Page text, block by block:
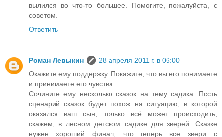
вылился во что-то большее. Помогите, пожалуйста, с
советом.
Ответить
Роман Левыкин
28 апреля 2011 г. в 06:00
Окажите ему поддержку. Покажите, что вы его понимаете
и принимаете его чувства.
Сочините ему несколько сказок на тему садика. Пссть
сценарий сказок будет похож на ситуацию, в которой
оказался ваш сын, только всё может происходить,
скажем, в лесном детском садике для зверей. Сказке
нужен хороший финал, что...теперь все звери с